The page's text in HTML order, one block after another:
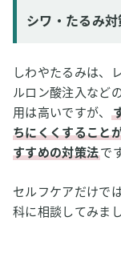
シワ・たるみ
しわやたるみは、
ルロン酸注入など
用は高いですが、
ちにくくすること
すすめの対策法で
セルフケアだけで
科に相談してみまし